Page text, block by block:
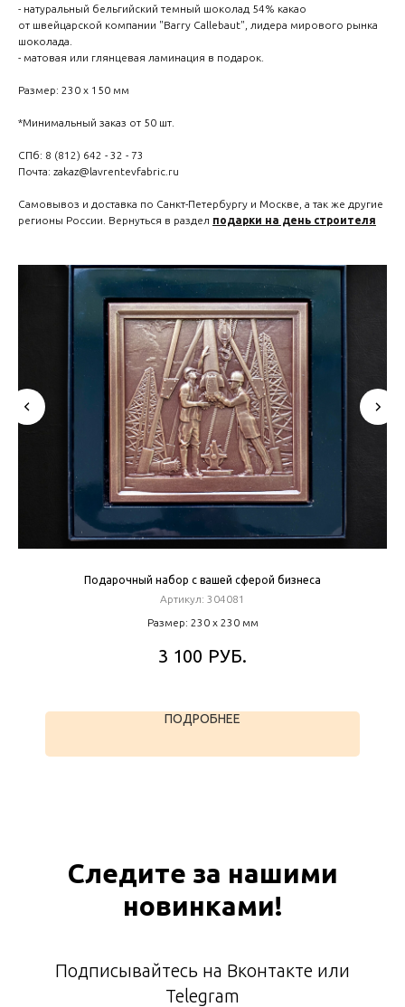
- натуральный бельгийский темный шоколад 54% какао
от швейцарской компании "Barry Callebaut", лидера мирового рынка
шоколада.
- матовая или глянцевая ламинация в подарок.
Размер: 230 х 150 мм
*Минимальный заказ от 50 шт.
СПб: 8 (812) 642 - 32 - 73
Почта: zakaz@lavrentevfabric.ru
Самовывоз и доставка по Санкт-Петербургу и Москве, а так же другие
регионы России. Вернуться в раздел подарки на день строителя
Подарочный набор с вашей сферой бизнеса
Артикул: 304081
Размер: 230 х 230 мм
3 100 РУБ.
ПОДРОБНЕЕ
Следите за нашими
новинками!
Подписывайтесь на Вконтакте или
Telegram